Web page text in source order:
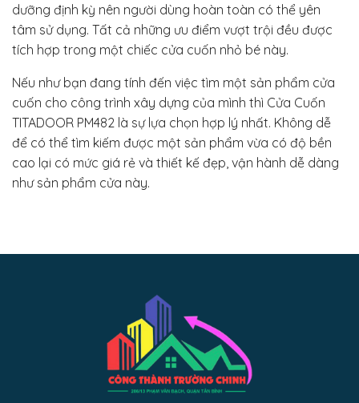
dưỡng định kỳ nên người dùng hoàn toàn có thể yên
tâm sử dụng. Tất cả những ưu điểm vượt trội đều được
tích hợp trong một chiếc cửa cuốn nhỏ bé này.
Nếu như bạn đang tính đến việc tìm một sản phẩm cửa
cuốn cho công trình xây dựng của mình thì Cửa Cuốn
TITADOOR PM482 là sự lựa chọn hợp lý nhất. Không dễ
để có thể tìm kiếm được một sản phẩm vừa có độ bền
cao lại có mức giá rẻ và thiết kế đẹp, vận hành dễ dàng
như sản phẩm cửa này.